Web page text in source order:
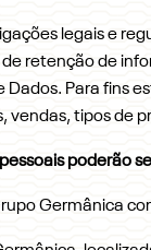
legais e
retenção de
Dados. Para fins
vendas, tipos de
poderão
Germânica